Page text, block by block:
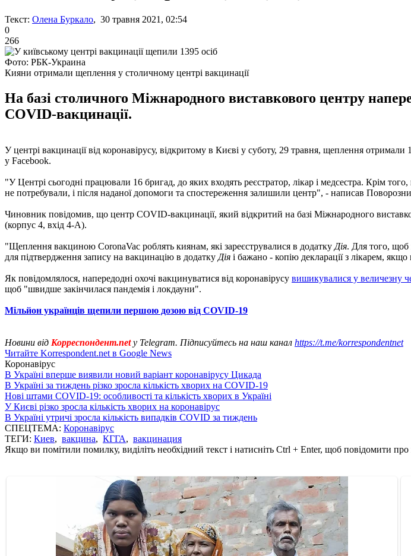
Текст: Олена Буркало, 30 травня 2021, 02:54
0
266
Фото: РБК-Украина
Кияни отримали щеплення у столичному центрі вакцинації
На базі столичного Міжнародного виставкового центру
COVID-вакцинації.
У центрі вакцинації від коронавірусу, відкритому в Києві у суботу, 29 травня, щеплення отримали
у Facebook.
"У Центрі сьогодні працювали 16 бригад, до яких входять реєстратор, лікар і медсестра. Крім
не потребували, і після наданої допомоги та спостереження залишили центр", - написав
Чиновник повідомив, що центр COVID-вакцинації, який відкритий на базі Міжнародного
(корпус 4, вхід 4-А).
"Щеплення вакциною CoronaVac роблять киянам, які зареєструвалися в додатку Дія. Для того, щоб
для підтвердження запису на вакцинацію в додатку Дія і бажано - копію декларації з лікарем,
Як повідомлялося, напередодні охочі вакцинуватися від коронавірусу вишикувалися у величезну
щоб "швидше закінчилася пандемія і локдауни".
Мільйон українців щепили першою дозою від COVID-19
Новини від Корреспондент.netу Telegram. Підписуйтесь на наш канал https://t.me/korrespondentnet
Читайте Korrespondent.net в Google News
Коронавірус
В Україні вперше виявили новий варіант коронавірусу Цикада
В Україні за тиждень різко зросла кількість хворих на COVID-19
Нові штами COVID-19: особливості та кількість хворих в Україні
У Києві різко зросла кількість хворих на коронавірус
В Україні утричі зросла кількість випадків COVID за тиждень
СПЕЦТЕМА: Коронавірус
ТЕГИ: Киев, вакцина, КГГА, вакцинация
Якщо ви помітили помилку, виділіть необхідний текст і натисніть Ctrl + Enter, щоб повідомити